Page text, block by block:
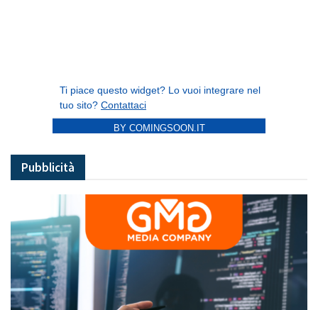
BY COMINGSOON.IT
Pubblicità